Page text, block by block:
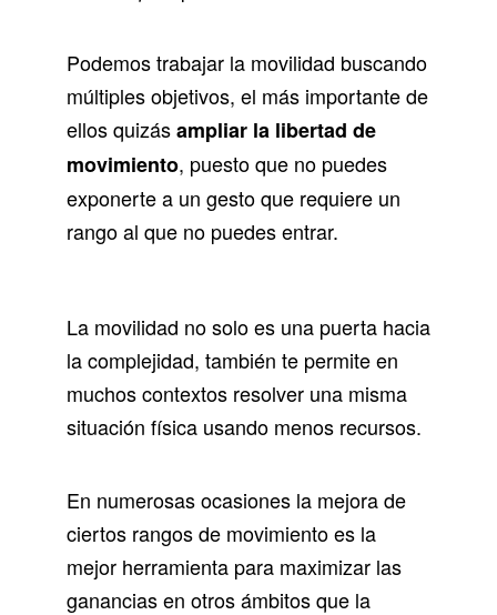
Podemos trabajar la movilidad buscando
múltiples objetivos, el más importante de
ellos quizásampliar la libertad de
movimiento, puesto que no puedes
exponerte a un gesto que requiere un
rango al que no puedes entrar.
La movilidad no solo es una puerta hacia
la complejidad, también te permite en
muchos contextos resolver una misma
situación física usando menos recursos.
En numerosas ocasiones la mejora de
ciertos rangos de movimiento es la
mejor herramienta para maximizar las
ganancias en otros ámbitos que la